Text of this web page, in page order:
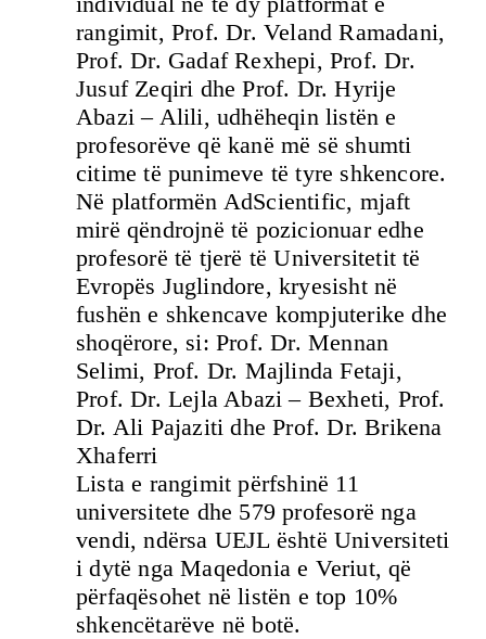
rangimit, Prof. Dr. Veland Ramadani,
Prof. Dr. Gadaf Rexhepi, Prof. Dr.
Jusuf Zeqiri dhe Prof. Dr. Hyrije
Abazi – Alili, udhëheqin listën e
profesorëve që kanë më së shumti
citime të punimeve të tyre shkencore.
Në platformën AdScientific, mjaft
mirë qëndrojnë të pozicionuar edhe
profesorë të tjerë të Universitetit të
Evropës Juglindore, kryesisht në
fushën e shkencave kompjuterike dhe
shoqërore, si: Prof. Dr. Mennan
Selimi, Prof. Dr. Majlinda Fetaji,
Prof. Dr. Lejla Abazi – Bexheti, Prof.
Dr. Ali Pajaziti dhe Prof. Dr. Brikena
Xhaferri
Lista e rangimit përfshinë 11
universitete dhe 579 profesorë nga
vendi, ndërsa UEJL është Universiteti
i dytë nga Maqedonia e Veriut, që
përfaqësohet në listën e top 10%
shkencëtarëve në botë.